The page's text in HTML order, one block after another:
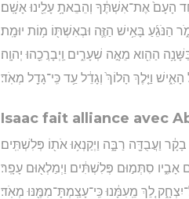
הָעָם֙ אֶת־אִשְׁתֶּ֔ךָ וְהֵבֵאתָ֥ עָלֵ֖ינוּ אָשָֽׁם׃
הַנֹּגֵ֜עַ בָּאִ֥ישׁ הַזֶּ֛ה וּבְאִשְׁתּ֖וֹ מ֥וֹת יוּמָֽת׃
הַהִ֖וא מֵאָ֣ה שְׁעָרִ֑ים וַֽיְבָרֲכֵ֖הוּ יְהוָֽה׃
הָאִ֑ישׁ וַיֵּ֤לֶךְ הָלוֹךְ֙ וְגָדֵ֔ל עַ֥ד כִּֽי־גָדַ֖ל מְאֹֽד׃
Isaac fait alliance avec
בָקָ֔ר וַעֲבֻדָּ֖ה רַבָּ֑ה וַיְקַנְא֥וּ אֹת֖וֹ פְּלִשְׁתִּֽים׃
סִתְּמ֣וּם פְּלִשְׁתִּ֔ים וַיְמַלְא֖וּם עָפָֽר׃
לֵ֚ךְ מֵֽעִמָּ֔נוּ כִּֽי־עָצַֽמְתָּ־מִמֶּ֖נּוּ מְאֹֽד׃